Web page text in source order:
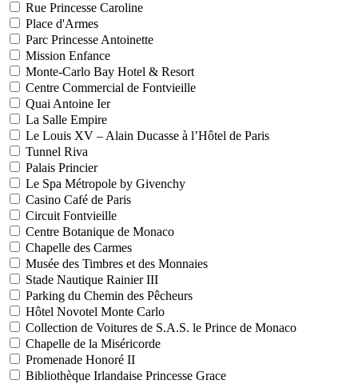
Rue Princesse Caroline
Place d'Armes
Parc Princesse Antoinette
Mission Enfance
Monte-Carlo Bay Hotel & Resort
Centre Commercial de Fontvieille
Quai Antoine Ier
La Salle Empire
Le Louis XV – Alain Ducasse à l’Hôtel de Paris
Tunnel Riva
Palais Princier
Le Spa Métropole by Givenchy
Casino Café de Paris
Circuit Fontvieille
Centre Botanique de Monaco
Chapelle des Carmes
Musée des Timbres et des Monnaies
Stade Nautique Rainier III
Parking du Chemin des Pêcheurs
Hôtel Novotel Monte Carlo
Collection de Voitures de S.A.S. le Prince de Monaco
Chapelle de la Miséricorde
Promenade Honoré II
Bibliothèque Irlandaise Princesse Grace